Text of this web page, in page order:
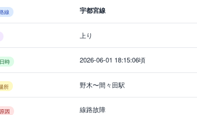
線 宇都宮線
上り
時 2026-06-01 18:15:06頃
所 野木〜間々田駅
因 線路故障